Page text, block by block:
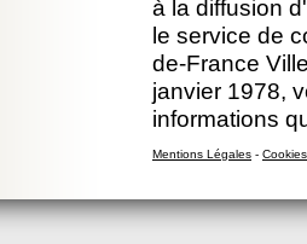
à la diffusion
le service de
de-France
janvier 1978,
informations
Mentions Légales - Cookies